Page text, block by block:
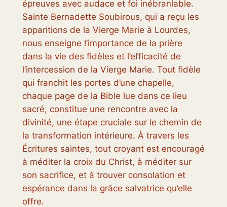
épreuves avec audace et foi inébranlable.
Sainte Bernadette Soubirous, qui a reçu les
apparitions de la Vierge Marie à Lourdes,
nous enseigne l’importance de la prière
dans la vie des fidèles et l’efficacité de
l’intercession de la Vierge Marie. Tout fidèle
qui franchit les portes d’une chapelle,
chaque page de la Bible lue dans ce lieu
sacré, constitue une rencontre avec la
divinité, une étape cruciale sur le chemin de
la transformation intérieure. À travers les
Écritures saintes, tout croyant est encouragé
à méditer la croix du Christ, à méditer sur
son sacrifice, et à trouver consolation et
espérance dans la grâce salvatrice qu’elle
offre.